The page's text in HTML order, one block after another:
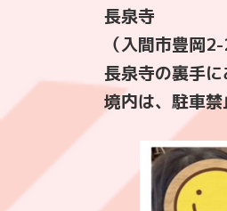
長泉寺
（入間市豊岡
長泉寺の裏手
境内は、駐車禁